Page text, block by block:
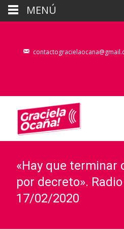
«Hay que terminar
por decreto».
17/02/2020
MENÚ